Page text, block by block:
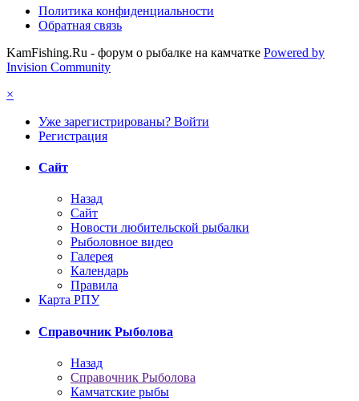
Политика конфиденциальности
Обратная связь
KamFishing.Ru - форум о рыбалке на камчатке Powered by
Invision Community
×
Уже зарегистрированы? Войти
Регистрация
Сайт
Назад
Сайт
Новости любительской рыбалки
Рыболовное видео
Галерея
Календарь
Правила
Карта РПУ
Справочник Рыболова
Назад
Справочник Рыболова
Камчатские рыбы